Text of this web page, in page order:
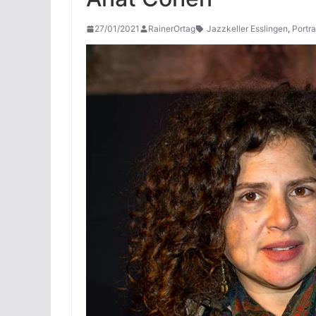
27/01/2021 RainerOrtag Jazzkeller Esslingen,